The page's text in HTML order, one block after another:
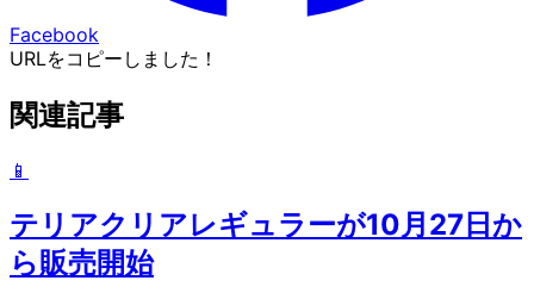
Facebook
URLをコピーしました！
関連記事
📱
テリアクリアレギュラーが10月27日か
ら販売開始